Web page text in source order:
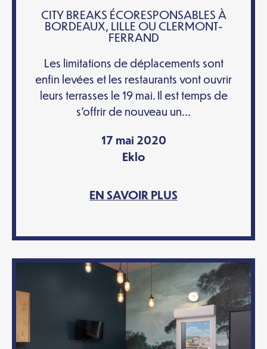
CITY BREAKS ÉCORESPONSABLES À
BORDEAUX, LILLE OU CLERMONT-
FERRAND
Les limitations de déplacements sont
enfin levées et les restaurants vont ouvrir
leurs terrasses le 19 mai. Il est temps de
s’offrir de nouveau un...
17 mai 2020
Eklo
EN SAVOIR PLUS